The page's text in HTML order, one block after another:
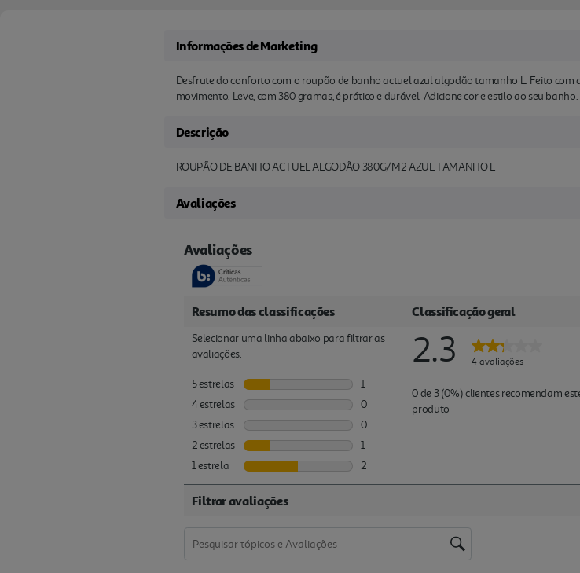
Informações de Marketing
Desfrute do conforto com o roupão de banho actuel azul algodão tamanho L. Feito com
movimento. Leve, com 380 gramas, é prático e durável. Adicione cor e estilo ao seu
Descrição
ROUPÃO DE BANHO ACTUEL ALGODÃO 380G/M2 AZUL TAMANHO L
Avaliações